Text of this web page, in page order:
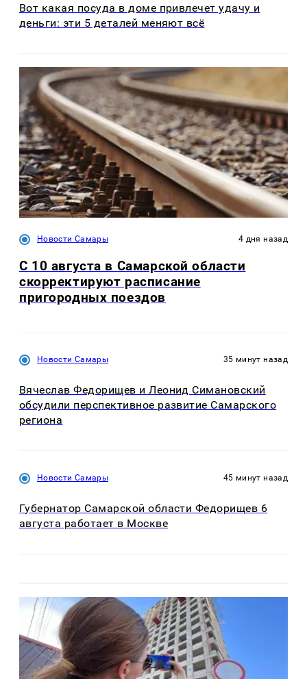
Вот какая посуда в доме привлечет удачу и
деньги: эти 5 деталей меняют всё
Новости Самары 4 дня назад
С 10 августа в Самарской области
скорректируют расписание
пригородных поездов
Новости Самары 35 минут назад
Вячеслав Федорищев и Леонид Симановский
обсудили перспективное развитие Самарского
региона
Новости Самары 45 минут назад
Губернатор Самарской области Федорищев 6
августа работает в Москве